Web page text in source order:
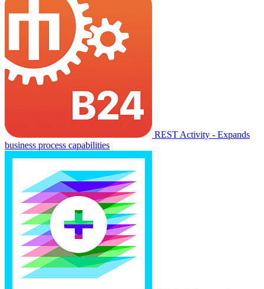
REST Activity - Expands
business process capabilities